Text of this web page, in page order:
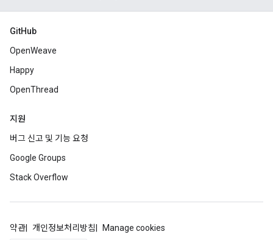
GitHub
OpenWeave
Happy
OpenThread
지원
버그 신고 및 기능 요청
Google Groups
Stack Overflow
약관 개인정보처리방침 Manage cookies